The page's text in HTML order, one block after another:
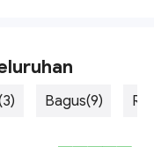
Bagus(9)